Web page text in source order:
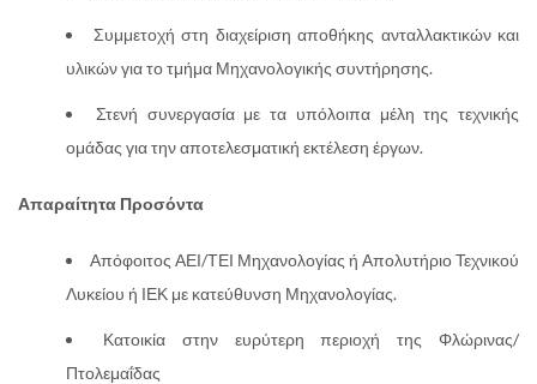
Συμμετοχή στη διαχείριση αποθήκης ανταλλακτικών και
υλικών για το τμήμα Μηχανολογικής συντήρησης.
Στενή συνεργασία με τα υπόλοιπα μέλη της τεχνικής
ομάδας για την αποτελεσματική εκτέλεση έργων.
Απαραίτητα Προσόντα
Απόφοιτος ΑΕΙ/ΤΕΙ Μηχανολογίας ή Απολυτήριο Τεχνικού
Λυκείου ή ΙΕΚ με κατεύθυνση Μηχανολογίας.
Κατοικία στην ευρύτερη περιοχή της Φλώρινας/
Πτολεμαΐδας